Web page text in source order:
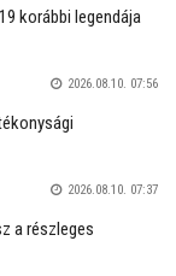
korábbi legendája
2026.08.10. 07:56
2026.08.10. 07:37
a részleges